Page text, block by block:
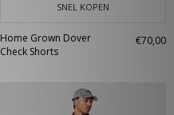
SNEL KOPEN
Home Grown Dover
Check Shorts
€70,00